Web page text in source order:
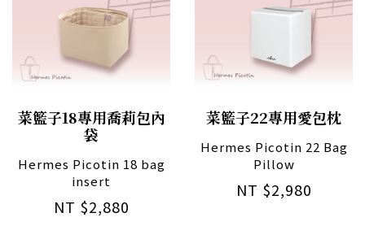
菜籃子18專用喬莉包內
袋
Hermes Picotin 18 bag
insert
NT $2,880
菜籃子22專用愛包枕
Hermes Picotin 22 Bag
Pillow
NT $2,980